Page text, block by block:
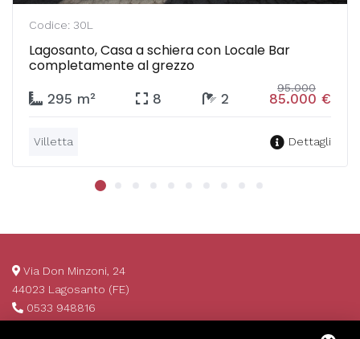
Codice: 30L
Lagosanto, Casa a schiera con Locale Bar
completamente al grezzo
295 m² 8 2
95.000
85.000 €
Villetta Dettagli
Via Don Minzoni, 24
44023 Lagosanto (FE)
0533 948816